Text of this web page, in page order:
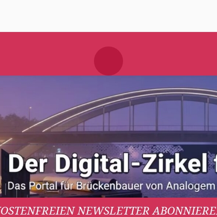
NEWSLETTER